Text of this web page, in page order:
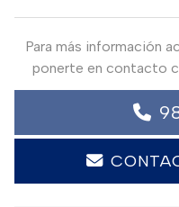
Para más información
ponerte en contacto